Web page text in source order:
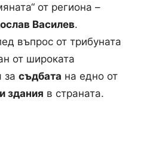
от региона –
Василев.
въпрос от трибуната
от широката
за съдбата на едно от
здания в страната.